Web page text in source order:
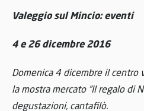
Valeggio sul Mincio: eventi
4 e 26 dicembre 2016
Domenica 4 dicembre il centro
la mostra mercato “Il regalo di
degustazioni, cantafilò.